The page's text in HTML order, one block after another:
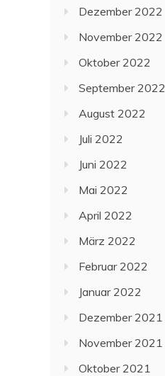
Dezember 2022
November 2022
Oktober 2022
September 2022
August 2022
Juli 2022
Juni 2022
Mai 2022
April 2022
März 2022
Februar 2022
Januar 2022
Dezember 2021
November 2021
Oktober 2021